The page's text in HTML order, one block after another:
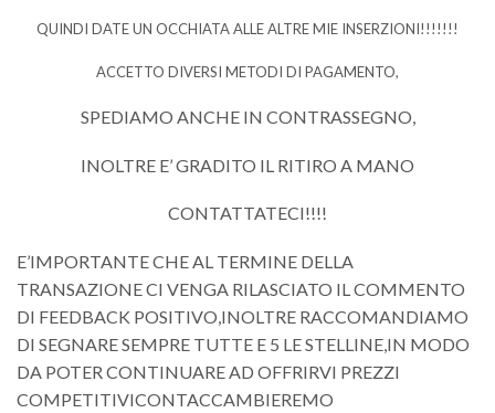
QUINDI DATE UN OCCHIATA ALLE ALTRE MIE INSERZIONI!!!!!!!
ACCETTO DIVERSI METODI DI PAGAMENTO,
SPEDIAMO ANCHE IN CONTRASSEGNO,
INOLTRE E’ GRADITO IL RITIRO A MANO
CONTATTATECI!!!!
E’IMPORTANTE CHE AL TERMINE DELLA
TRANSAZIONE CI VENGA RILASCIATO IL COMMENTO
DI FEEDBACK POSITIVO,INOLTRE RACCOMANDIAMO
DI SEGNARE SEMPRE TUTTE E 5 LE STELLINE,IN MODO
DA POTER CONTINUARE AD OFFRIRVI PREZZI
COMPETITIVICONTACCAMBIEREMO